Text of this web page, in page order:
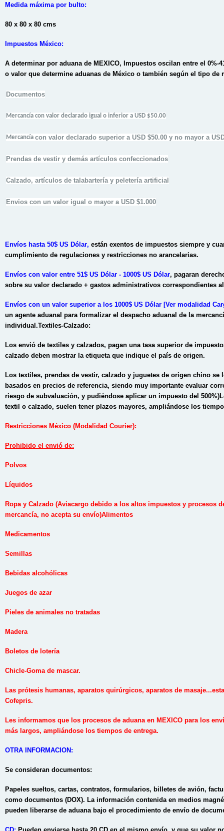
Medida máxima por bulto:
80 x 80 x 80 cms
Impuestos México:
A determinar por aduana de MEXICO, Impuestos oscilan entre el
o valor que determine aduanas de México o también según el tipo de
Documentos
Mercancía con valor declarado igual o inferior a USD $50.00
Mercancía con valor declarado superior a USD $50.00 y no mayor a
Prendas de vestir y demás artículos confeccionados
Calzado, artículos de talabartería y peletería artificial
Envios con un valor igual o mayor a USD $1.000
Envíos hasta 50$ US Dólar, están exentos de impuestos siempre y
cumplimiento de regulaciones y restricciones no arancelarias.
Envíos con valor entre 51$ US Dólar - 1000$ US Dólar, pagaran
sobre su valor declarado + gastos administrativos correspondientes
Envíos con un valor superior a los 1000$ US Dólar [Ver modalidad
un agente aduanal para formalizar el despacho aduanal de la
individual.Textiles-Calzado:
Los envió de textiles y calzados, pagan una tasa superior de
calzado deben mostrar la etiqueta que indique el país de origen.
Los textiles, prendas de vestir, calzado y juguetes de origen chino
basados en precios de referencia, siendo muy importante evaluar
riesgo de subvaluación, y pudiéndose aplicar un impuesto del 500%)
textil o calzado, suelen tener plazos mayores, ampliándose los
Restricciones México (Modalidad Courier):
Prohibido el envió de:
Polvos
Líquidos
Ropa y Calzado (Aviacargo debido a los altos impuestos y procesos
mercancía, no acepta su envío)Alimentos
Medicamentos
Semillas
Bebidas alcohólicas
Juegos de azar
Pieles de animales no tratadas
Madera
Boletos de lotería
Chicle-Goma de mascar.
Las prótesis humanas, aparatos quirúrgicos, aparatos de
Cofepris.
Les informamos que los procesos de aduana en MEXICO para los
más largos, ampliándose los tiempos de entrega.
OTRA INFORMACION:
Se consideran documentos:
Papeles sueltos, cartas, contratos, formularios, billetes de avión,
como documentos (DOX). La información contenida en medios
pueden liberarse de aduana bajo el procedimiento de envío de